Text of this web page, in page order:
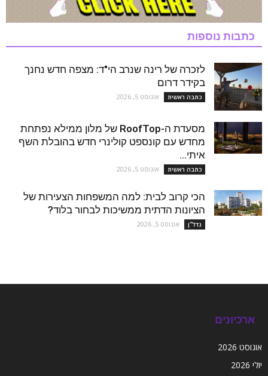
כתבות נוספות
לזכרה של רינה שנרב הי"ד: מצפה חדש נחנך
בקידר דרום
כתבה ראשית אוגוסט 5, 2026
מסעדת ה-RoofTop של מלון ממילא נפתחת
מחדש עם קונספט קולינרי חדש בהובלת השף
איתי...
כתבה ראשית אוגוסט 5, 2026
הכי קרוב לבית: למה המשפחות הצעירות של
הציונות הדתית ממשיכות לבחור בלוד?
נדל''ן אוגוסט 5, 2026
ארכיונים
אוגוסט 2026
יולי 2026